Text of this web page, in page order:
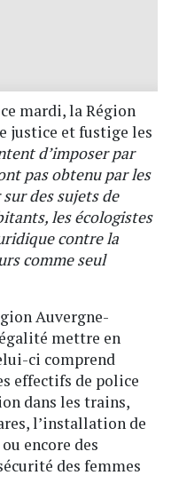
mardi, la Région
justice et fustige les
d’imposer par
pas obtenu par les
des sujets de
les écologistes
contre la
comme seul
Auvergne-
mettre en
ci comprend
effectifs de police
dans les trains,
l’installation de
encore des
des femmes